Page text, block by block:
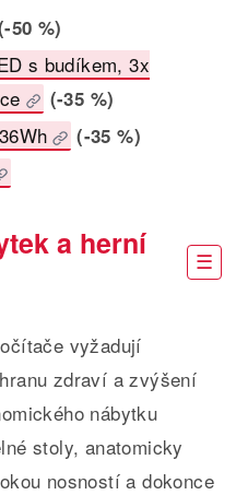
50 %)
s budíkem, 3x
(-35 %)
(-35 %)
a herní
vyžadují
zdraví a zvýšení
nábytku
stoly, anatomicky
nosností a dokonce